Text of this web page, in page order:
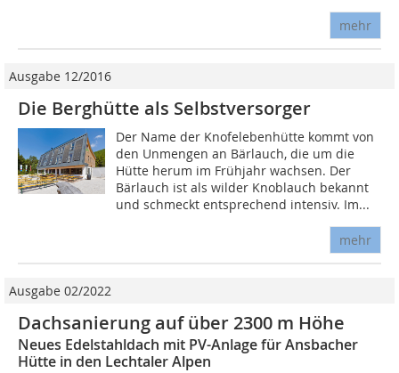
mehr
Ausgabe 12/2016
Die Berghütte als Selbstversorger
Der Name der Knofelebenhütte kommt von
den Unmengen an Bärlauch, die um die
Hütte herum im Frühjahr wachsen. Der
Bärlauch ist als wilder Knoblauch bekannt
und schmeckt entsprechend intensiv. Im...
mehr
Ausgabe 02/2022
Dachsanierung auf über 2300 m Höhe
Neues Edelstahldach mit PV-Anlage für Ansbacher
Hütte in den Lechtaler Alpen